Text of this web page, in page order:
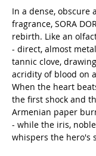
In a dense, obscure
fragrance, SORA
rebirth. Like an
- direct, almost
tannic clove,
acridity of blood on
When the heart
the first shock and
Armenian paper
- while the iris,
whispers the hero's